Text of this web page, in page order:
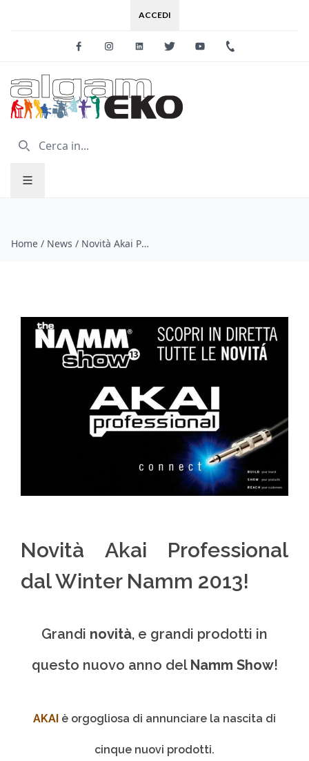
ACCEDI
FacebookInstagramLinkedinTwitter Youtube
Home / News / Novità Akai Professional dal Winter Namm 2013!
Novità Akai Professional
dal Winter Namm 2013!
Grandi novità, e grandi prodotti in
questo nuovo anno del Namm Show!
AKAI è orgogliosa di annunciare la nascita di
cinque nuovi prodotti.